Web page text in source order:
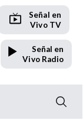
Señal en
Vivo TV
Señal en
Vivo Radio